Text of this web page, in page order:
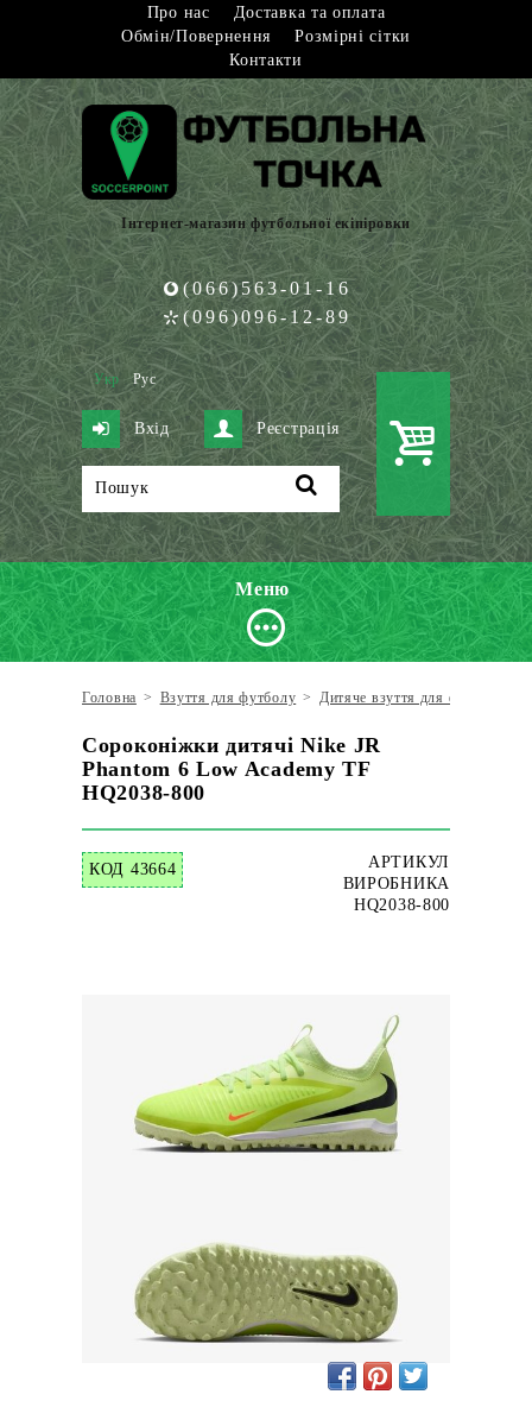
Про нас
Доставка та оплата
Обмін/Повернення
Розмірні сітки
Контакти
Інтернет-магазин футбольної екіпіровки
(066)563-01-16
(096)096-12-89
Укр Рус
Вхід Реєстрація
Меню
Головна > Взуття для футболу > Дитяче взуття для футболу
Сороконіжки дитячі Nike JR
Phantom 6 Low Academy TF
HQ2038-800
КОД 43664
АРТИКУЛ
ВИРОБНИКА
HQ2038-800